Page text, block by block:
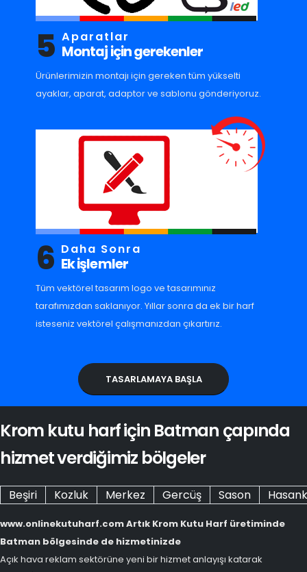
5 Aparatlar
Montaj için gerekenler
Ürünlerimizin montajı için gereken tüm yükselti
ayaklar, aparat, adaptor ve sablonu gönderiyoruz.
6 Daha Sonra
Ek işlemler
Tüm vektörel tasarım logo ve tasarımınız
tarafımızdan saklanıyor. Yıllar sonra da ek bir harf
isteseniz vektörel çalışmanızdan çıkartırız.
TASARLAMAYA BAŞLA
Krom kutu harf için Batman çapında
hizmet verdiğimiz bölgeler
Beşiri Kozluk Merkez Gercüş Sason
www.onlinekutuharf.com Artık Krom Kutu Harf üretiminde
Batman bölgesinde de hizmetinizde
Açık hava reklam sektörüne yeni bir hizmet anlayışı katarak